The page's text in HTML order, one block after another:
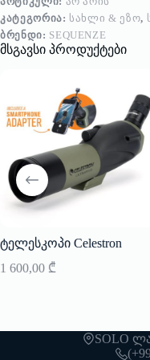
ᲙᲐᲢᲔᲒᲝᲠᲘᲐ: ᲡᲐᲮᲚᲘ & ᲔᲖᲝ,
ᲑᲠᲔᲜᲓᲘ: SEQUENZE
მსგავსი პროდუქტები
ტელესკოპი Celestron
1 600,00 ₾
SOLO